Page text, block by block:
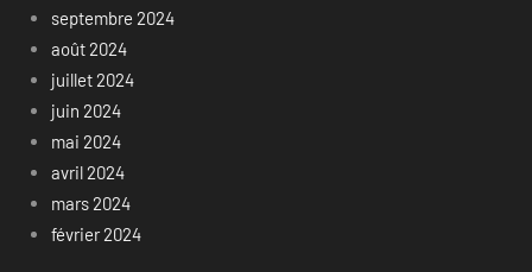
septembre 2024
août 2024
juillet 2024
juin 2024
mai 2024
avril 2024
mars 2024
février 2024